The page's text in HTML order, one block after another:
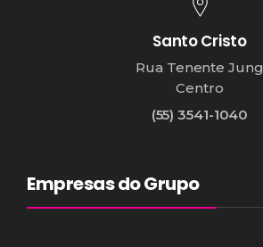
Santo Cristo
Rua Tenente Jung
Centro
(55) 3541-1040
Empresas do Grupo